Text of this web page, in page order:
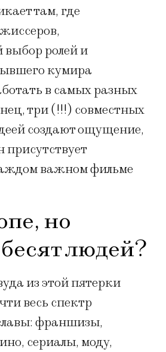
там, где
ролей и
кумира
в самых разных
три (!!!) совместных
создают ощущение,
присутствует
важном фильме
но
людей?
из этой пятерки
весь спектр
франшизы,
сериалы, моду,